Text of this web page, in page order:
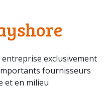
exclusivement
fournisseurs
et en milieu